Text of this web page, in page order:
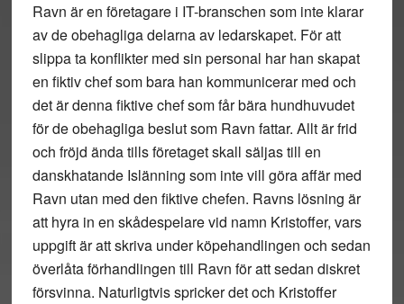
Ravn är en företagare i IT-branschen som inte klarar
av de obehagliga delarna av ledarskapet. För att
slippa ta konflikter med sin personal har han skapat
en fiktiv chef som bara han kommunicerar med och
det är denna fiktive chef som får bära hundhuvudet
för de obehagliga beslut som Ravn fattar. Allt är frid
och fröjd ända tills företaget skall säljas till en
danskhatande Islänning som inte vill göra affär med
Ravn utan med den fiktive chefen. Ravns lösning är
att hyra in en skådespelare vid namn Kristoffer, vars
uppgift är att skriva under köpehandlingen och sedan
överlåta förhandlingen till Ravn för att sedan diskret
försvinna. Naturligtvis spricker det och Kristoffer